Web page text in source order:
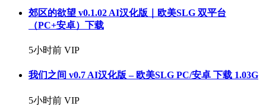
郊区的欲望 v0.1.02 AI汉化版｜欧美SLG 双平台
（PC+安卓）下载
5小时前 VIP
我们之间 v0.7 AI汉化版 – 欧美SLG PC/安卓 下载 1.03G
5小时前 VIP